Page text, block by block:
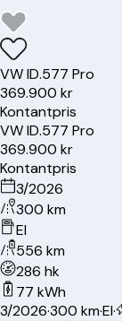
VWID.577 Pro
369.900 kr
Kontantpris
VWID.577 Pro
369.900 kr
Kontantpris
3/2026
300 km
El
556 km
286 hk
77 kWh
3/2026·300 km·El·